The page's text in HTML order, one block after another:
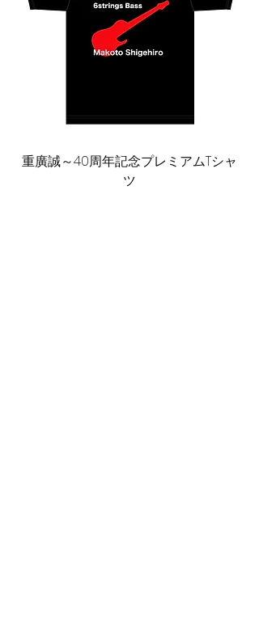
重廣誠～40周年記念プレミアムTシャ
ツ